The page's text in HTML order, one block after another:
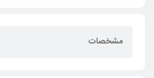
مشخصات